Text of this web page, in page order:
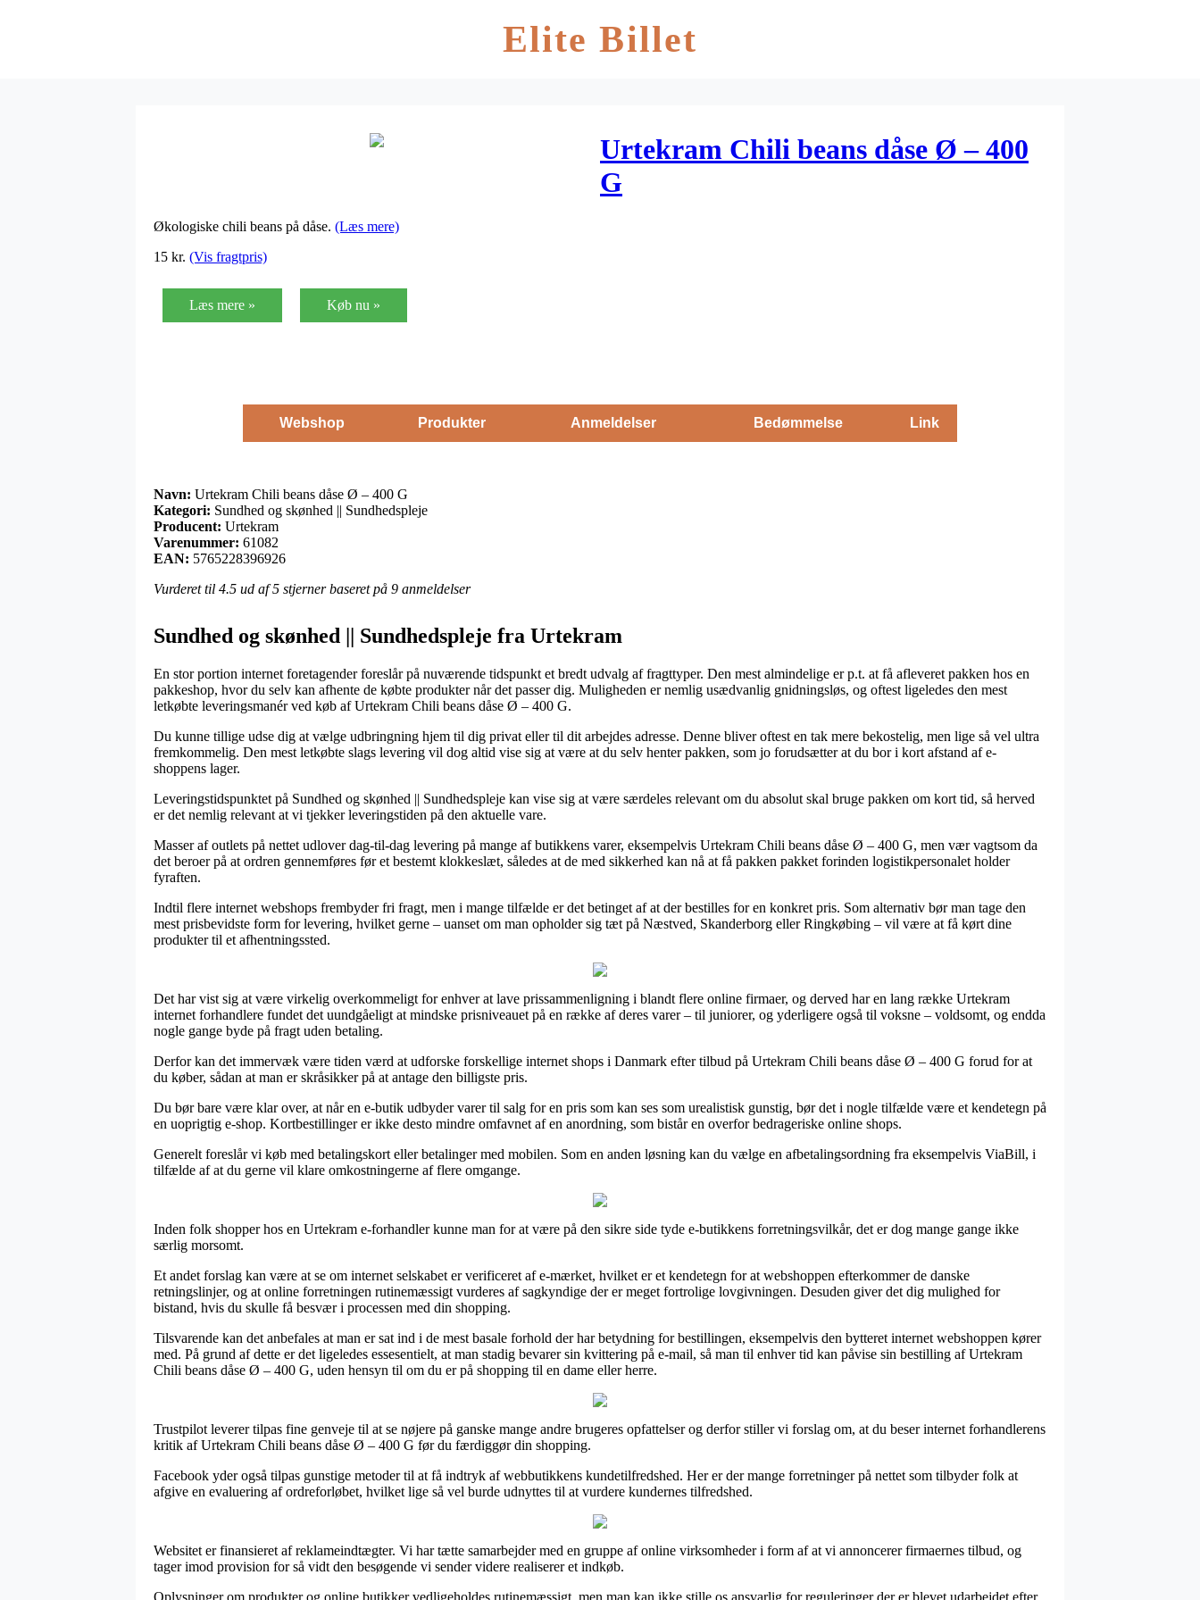
Elite Billet
Urtekram Chili beans dåse Ø – 400
G
Økologiske chili beans på dåse. (Læs mere)
15 kr. (Vis fragtpris)
Læs mere » Køb nu »
Webshop Produkter Anmeldelser Bedømmelse Link
Navn: Urtekram Chili beans dåse Ø – 400 G
Kategori: Sundhed og skønhed || Sundhedspleje
Producent: Urtekram
Varenummer: 61082
EAN: 5765228396926
Vurderet til 4.5 ud af 5 stjerner baseret på 9 anmeldelser
Sundhed og skønhed || Sundhedspleje fra Urtekram
En stor portion internet foretagender foreslår på nuværende tidspunkt et bredt udvalg af fragttyper. Den mest almindelige er p.t. at få afleveret pakken hos en
pakkeshop, hvor du selv kan afhente de købte produkter når det passer dig. Muligheden er nemlig usædvanlig gnidningsløs, og oftest ligeledes den mest
letkøbte leveringsmanér ved køb af Urtekram Chili beans dåse Ø – 400 G.
Du kunne tillige udse dig at vælge udbringning hjem til dig privat eller til dit arbejdes adresse. Denne bliver oftest en tak mere bekostelig, men lige så vel ultra
fremkommelig. Den mest letkøbte slags levering vil dog altid vise sig at være at du selv henter pakken, som jo forudsætter at du bor i kort afstand af e-
shoppens lager.
Leveringstidspunktet på Sundhed og skønhed || Sundhedspleje kan vise sig at være særdeles relevant om du absolut skal bruge pakken om kort tid, så herved
er det nemlig relevant at vi tjekker leveringstiden på den aktuelle vare.
Masser af outlets på nettet udlover dag-til-dag levering på mange af butikkens varer, eksempelvis Urtekram Chili beans dåse Ø – 400 G, men vær vagtsom da
det beroer på at ordren gennemføres før et bestemt klokkeslæt, således at de med sikkerhed kan nå at få pakken pakket forinden logistikpersonalet holder
fyraften.
Indtil flere internet webshops frembyder fri fragt, men i mange tilfælde er det betinget af at der bestilles for en konkret pris. Som alternativ bør man tage den
mest prisbevidste form for levering, hvilket gerne – uanset om man opholder sig tæt på Næstved, Skanderborg eller Ringkøbing – vil være at få kørt dine
produkter til et afhentningssted.
Det har vist sig at være virkelig overkommeligt for enhver at lave prissammenligning i blandt flere online firmaer, og derved har en lang række Urtekram
internet forhandlere fundet det uundgåeligt at mindske prisniveauet på en række af deres varer – til juniorer, og yderligere også til voksne – voldsomt, og endda
nogle gange byde på fragt uden betaling.
Derfor kan det immervæk være tiden værd at udforske forskellige internet shops i Danmark efter tilbud på Urtekram Chili beans dåse Ø – 400 G forud for at
du køber, sådan at man er skråsikker på at antage den billigste pris.
Du bør bare være klar over, at når en e-butik udbyder varer til salg for en pris som kan ses som urealistisk gunstig, bør det i nogle tilfælde være et kendetegn på
en uoprigtig e-shop. Kortbestillinger er ikke desto mindre omfavnet af en anordning, som bistår en overfor bedrageriske online shops.
Generelt foreslår vi køb med betalingskort eller betalinger med mobilen. Som en anden løsning kan du vælge en afbetalingsordning fra eksempelvis ViaBill, i
tilfælde af at du gerne vil klare omkostningerne af flere omgange.
Inden folk shopper hos en Urtekram e-forhandler kunne man for at være på den sikre side tyde e-butikkens forretningsvilkår, det er dog mange gange ikke
særlig morsomt.
Et andet forslag kan være at se om internet selskabet er verificeret af e-mærket, hvilket er et kendetegn for at webshoppen efterkommer de danske
retningslinjer, og at online forretningen rutinemæssigt vurderes af sagkyndige der er meget fortrolige lovgivningen. Desuden giver det dig mulighed for
bistand, hvis du skulle få besvær i processen med din shopping.
Tilsvarende kan det anbefales at man er sat ind i de mest basale forhold der har betydning for bestillingen, eksempelvis den bytteret internet webshoppen kører
med. På grund af dette er det ligeledes essesentielt, at man stadig bevarer sin kvittering på e-mail, så man til enhver tid kan påvise sin bestilling af Urtekram
Chili beans dåse Ø – 400 G, uden hensyn til om du er på shopping til en dame eller herre.
Trustpilot leverer tilpas fine genveje til at se nøjere på ganske mange andre brugeres opfattelser og derfor stiller vi forslag om, at du beser internet forhandlerens
kritik af Urtekram Chili beans dåse Ø – 400 G før du færdiggør din shopping.
Facebook yder også tilpas gunstige metoder til at få indtryk af webbutikkens kundetilfredshed. Her er der mange forretninger på nettet som tilbyder folk at
afgive en evaluering af ordreforløbet, hvilket lige så vel burde udnyttes til at vurdere kundernes tilfredshed.
Websitet er finansieret af reklameindtægter. Vi har tætte samarbejder med en gruppe af online virksomheder i form af at vi annoncerer firmaernes tilbud, og
tager imod provision for så vidt den besøgende vi sender videre realiserer et indkøb.
Oplysninger om produkter og online butikker vedligeholdes rutinemæssigt, men man kan ikke stille os ansvarlig for reguleringer der er blevet udarbejdet efter